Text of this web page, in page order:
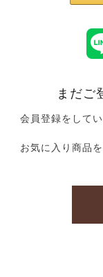
まだご
会員登録をして
お気に入り商品